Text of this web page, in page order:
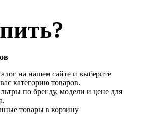
на нашем сайте и выберите
категорию товаров.
по бренду, модели и цене для
товары в корзину